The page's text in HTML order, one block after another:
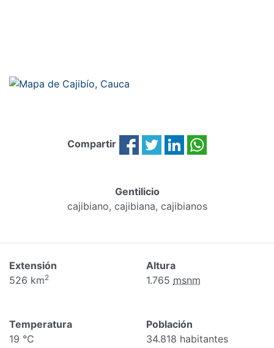
Compartir
Gentilicio
cajibiano, cajibiana, cajibianos
Extensión
526 km2
Altura
1.765 msnm
Temperatura
19 °C
Población
34.818 habitantes